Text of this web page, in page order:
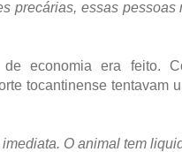
precárias, essas
de economia era feito.
tocantinense tentavam
O animal tem